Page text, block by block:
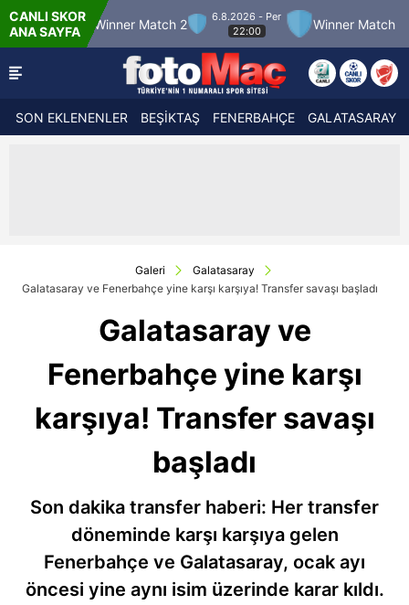
CANLI SKOR
ANA SAYFA
Winner Match 2
6.8.2026 - Per
22:00
Winner Match 3
SON EKLENENLER BEŞİKTAŞ FENERBAHÇE GALATASARAY
Galeri
Galatasaray
Galatasaray ve Fenerbahçe yine karşı karşıya! Transfer savaşı başladı
Galatasaray ve
Fenerbahçe yine karşı
karşıya! Transfer savaşı
başladı
Son dakika transfer haberi: Her transfer
döneminde karşı karşıya gelen
Fenerbahçe ve Galatasaray, ocak ayı
öncesi yine aynı isim üzerinde karar kıldı.